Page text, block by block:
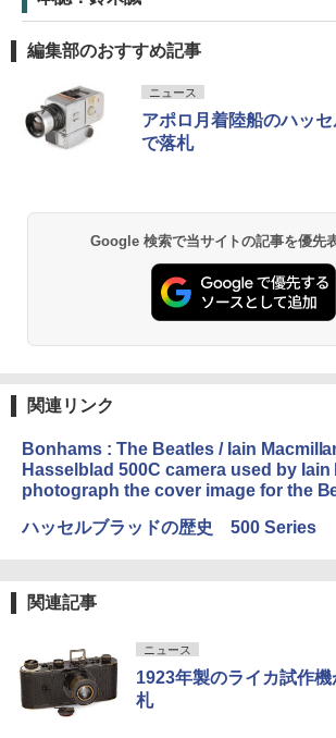
編集部のおすすめ記事
ニュース
アポロ月着陸船のハッ
で落札
Google 検索で当サイトの記事を優先
関連リンク
Bonhams : The Beatles / Iain
Hasselblad 500C camera used by Iain
photograph the cover image for the
ハッセルブラッドの歴史 500 Series
関連記事
ニュース
1923年製のライカ試作
札